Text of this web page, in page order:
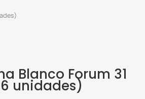
Blanco Forum 31
unidades)